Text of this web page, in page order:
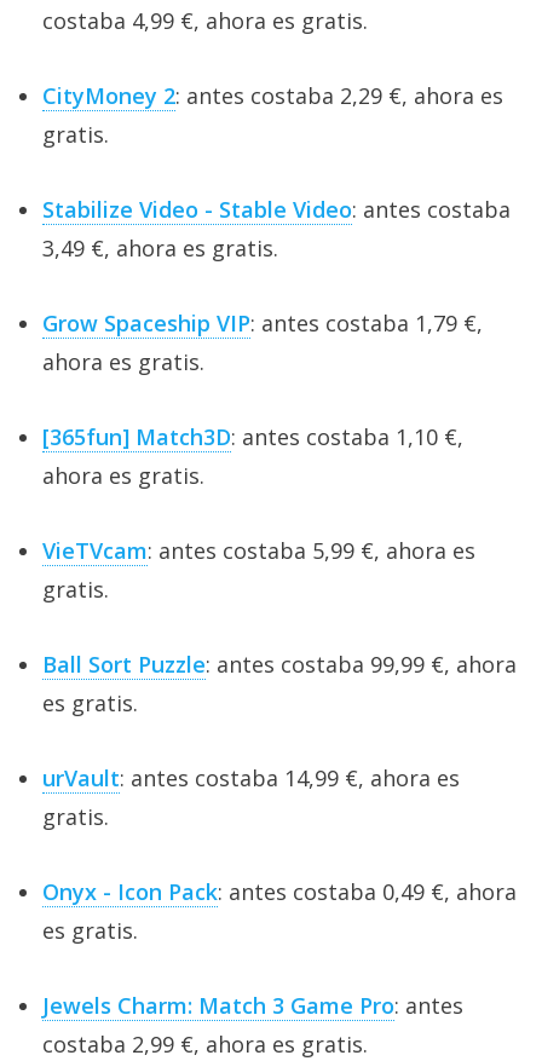
costaba 4,99 €, ahora es gratis.
CityMoney 2: antes costaba 2,29 €, ahora es
gratis.
Stabilize Video - Stable Video: antes costaba
3,49 €, ahora es gratis.
Grow Spaceship VIP: antes costaba 1,79 €,
ahora es gratis.
[365fun] Match3D: antes costaba 1,10 €,
ahora es gratis.
VieTVcam: antes costaba 5,99 €, ahora es
gratis.
Ball Sort Puzzle: antes costaba 99,99 €, ahora
es gratis.
urVault: antes costaba 14,99 €, ahora es
gratis.
Onyx - Icon Pack: antes costaba 0,49 €, ahora
es gratis.
Jewels Charm: Match 3 Game Pro: antes
costaba 2,99 €, ahora es gratis.